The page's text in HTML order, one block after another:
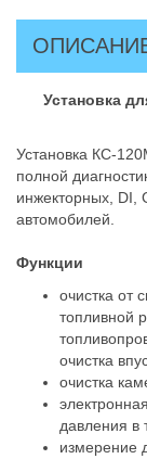
Установка
Установка КС-
полной
инжекторных, DI,
автомобилей.
Функции
очистка от
топливной
очистка
очистка
давления в
измерение